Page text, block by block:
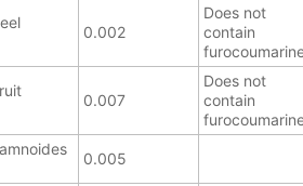
0.002
Does not
contain
0.007
Does not
contain
0.005